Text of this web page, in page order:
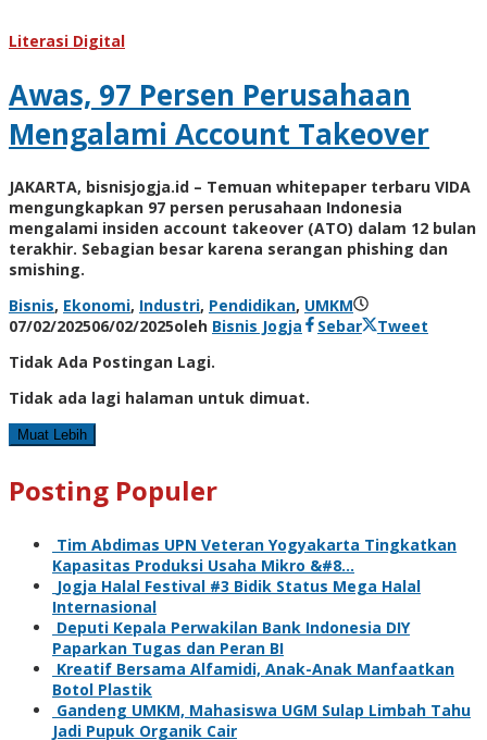
Literasi Digital
Awas, 97 Persen Perusahaan
Mengalami Account Takeover
JAKARTA, bisnisjogja.id – Temuan whitepaper terbaru VIDA
mengungkapkan 97 persen perusahaan Indonesia
mengalami insiden account takeover (ATO) dalam 12 bulan
terakhir. Sebagian besar karena serangan phishing dan
smishing.
Bisnis, Ekonomi, Industri, Pendidikan, UMKM
07/02/202506/02/2025oleh Bisnis Jogja Sebar
Tweet
Tidak Ada Postingan Lagi.
Tidak ada lagi halaman untuk dimuat.
Muat Lebih
Posting Populer
Tim Abdimas UPN Veteran Yogyakarta Tingkatkan
Kapasitas Produksi Usaha Mikro &#8…
Jogja Halal Festival #3 Bidik Status Mega Halal
Internasional
Deputi Kepala Perwakilan Bank Indonesia DIY
Paparkan Tugas dan Peran BI
Kreatif Bersama Alfamidi, Anak-Anak Manfaatkan
Botol Plastik
Gandeng UMKM, Mahasiswa UGM Sulap Limbah Tahu
Jadi Pupuk Organik Cair